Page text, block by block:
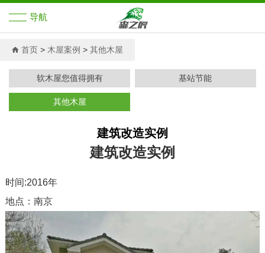
导航
首页 > 木屋案例 > 其他木屋
软木屋您值得拥有 基站节能
其他木屋
建筑改造实例
建筑改造实例
时间:2016年
地点：南京
首页
展示之家
木屋解决方案
木屋知识培训